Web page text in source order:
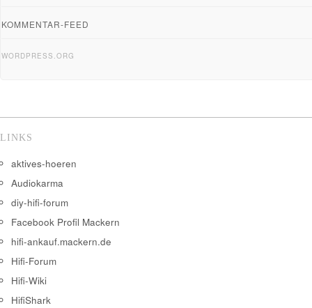
KOMMENTAR-FEED
WORDPRESS.ORG
LINKS
aktives-hoeren
Audiokarma
diy-hifi-forum
Facebook Profil Mackern
hifi-ankauf.mackern.de
Hifi-Forum
Hifi-Wiki
HifiShark